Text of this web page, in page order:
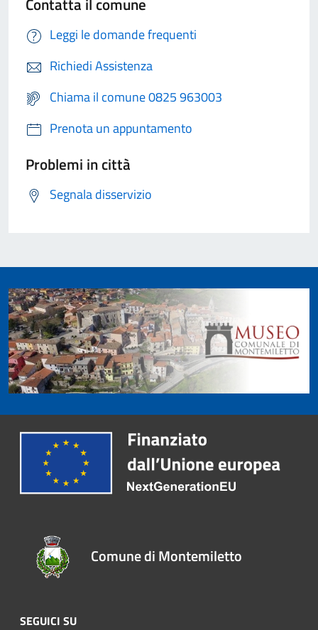
Contatta il comune
Leggi le domande frequenti
Richiedi Assistenza
Chiama il comune 0825 963003
Prenota un appuntamento
Problemi in città
Segnala disservizio
Comune di Montemiletto
SEGUICI SU